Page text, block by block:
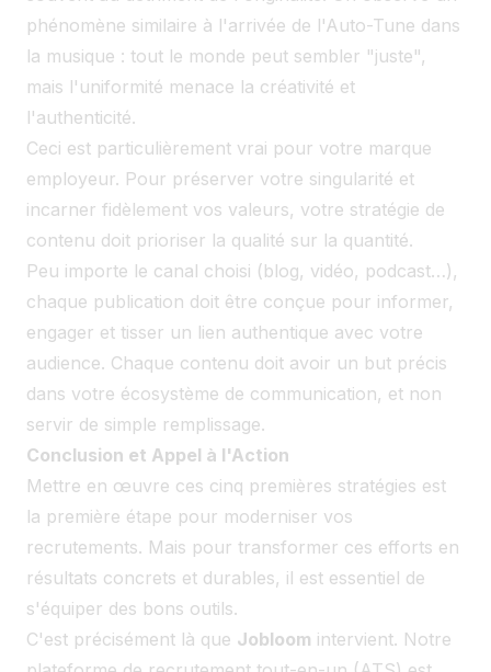
phénomène similaire à l'arrivée de l'Auto-Tune dans
la musique : tout le monde peut sembler "juste",
mais l'uniformité menace la créativité et
l'authenticité.
Ceci est particulièrement vrai pour votre marque
employeur. Pour préserver votre singularité et
incarner fidèlement vos valeurs, votre stratégie de
contenu doit prioriser la qualité sur la quantité.
Peu importe le canal choisi (blog, vidéo, podcast…),
chaque publication doit être conçue pour informer,
engager et tisser un lien authentique avec votre
audience. Chaque contenu doit avoir un but précis
dans votre écosystème de communication, et non
servir de simple remplissage.
Conclusion et Appel à l'Action
Mettre en œuvre ces cinq premières stratégies est
la première étape pour moderniser vos
recrutements. Mais pour transformer ces efforts en
résultats concrets et durables, il est essentiel de
s'équiper des bons outils.
C'est précisément là que Jobloom intervient. Notre